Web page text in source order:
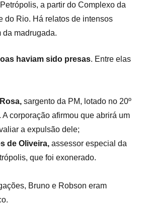
a partir do Complexo da
do Rio. Há relatos de intensos
da madrugada.
haviam sido presas. Entre elas
sargento da PM, lotado no 20º
A corporação afirmou que abrirá um
a expulsão dele;
de Oliveira, assessor especial da
que foi exonerado.
Bruno e Robson eram